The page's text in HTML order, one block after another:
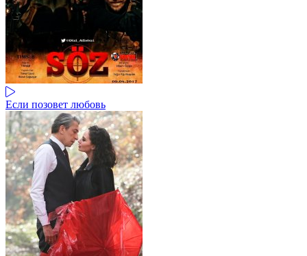
Если позовет любовь